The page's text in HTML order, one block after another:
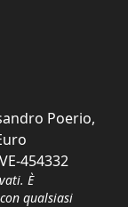
Poerio,
454332
È
qualsiasi